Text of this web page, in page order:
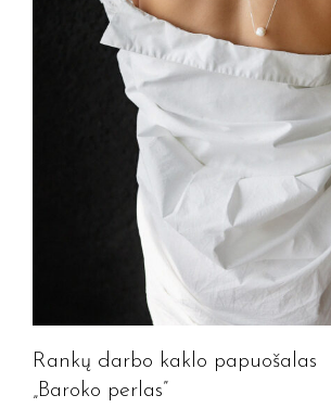
Rankų darbo kaklo papuošalas
„Baroko perlas”